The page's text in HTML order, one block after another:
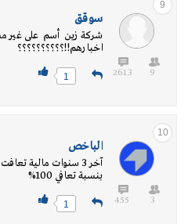
9
9
2613
سوقق
‏شركة زين أسم على غير
اخبارهم!!؟؟؟؟؟؟؟؟؟؟
1
10
3
455
الباخص
آخر 3 سنوات مالية
بنسبة تعافي 100%
1